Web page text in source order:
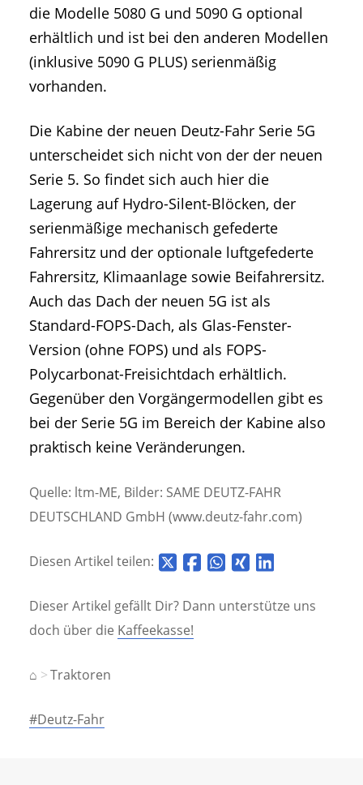
die Modelle 5080 G und 5090 G optional
erhältlich und ist bei den anderen Modellen
(inklusive 5090 G PLUS) serienmäßig
vorhanden.
Die Kabine der neuen Deutz-Fahr Serie 5G
unterscheidet sich nicht von der der neuen
Serie 5. So findet sich auch hier die
Lagerung auf Hydro-Silent-Blöcken, der
serienmäßige mechanisch gefederte
Fahrersitz und der optionale luftgefederte
Fahrersitz, Klimaanlage sowie Beifahrersitz.
Auch das Dach der neuen 5G ist als
Standard-FOPS-Dach, als Glas-Fenster-
Version (ohne FOPS) und als FOPS-
Polycarbonat-Freisichtdach erhältlich.
Gegenüber den Vorgängermodellen gibt es
bei der Serie 5G im Bereich der Kabine also
praktisch keine Veränderungen.
Quelle: ltm-ME, Bilder: SAME DEUTZ-FAHR
DEUTSCHLAND GmbH (www.deutz-fahr.com)
Diesen Artikel teilen:
Dieser Artikel gefällt Dir? Dann unterstütze uns
doch über die Kaffeekasse!
⌂ Traktoren
#Deutz-Fahr